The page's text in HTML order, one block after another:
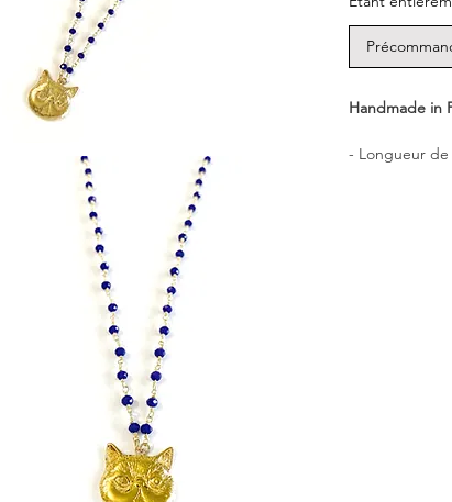
Handmade in
- Longueur